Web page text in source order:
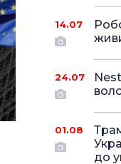
14.07
24.07
01.08
до